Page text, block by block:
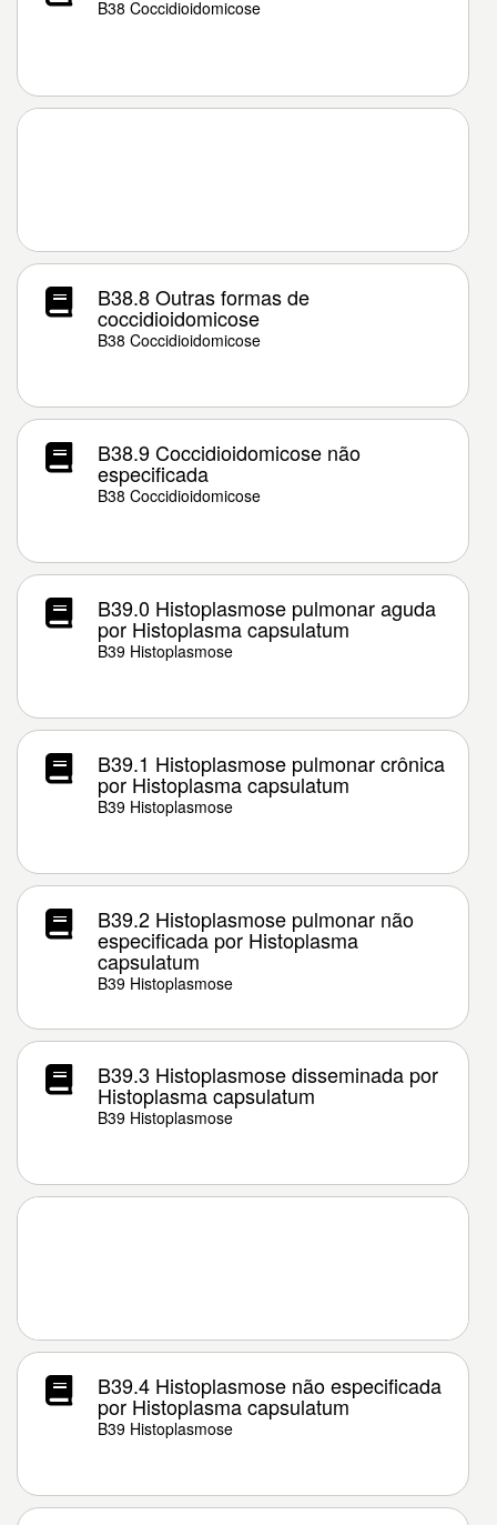
B38 Coccidioidomicose
B38.8 Outras formas de
coccidioidomicose
B38 Coccidioidomicose
B38.9 Coccidioidomicose não
especificada
B38 Coccidioidomicose
B39.0 Histoplasmose pulmonar aguda
por Histoplasma capsulatum
B39 Histoplasmose
B39.1 Histoplasmose pulmonar crônica
por Histoplasma capsulatum
B39 Histoplasmose
B39.2 Histoplasmose pulmonar não
especificada por Histoplasma
capsulatum
B39 Histoplasmose
B39.3 Histoplasmose disseminada por
Histoplasma capsulatum
B39 Histoplasmose
B39.4 Histoplasmose não especificada
por Histoplasma capsulatum
B39 Histoplasmose